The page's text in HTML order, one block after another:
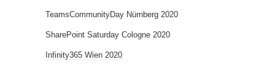
TeamsCommunityDay Nürnberg 2020
SharePoint Saturday Cologne 2020
Infinity365 Wien 2020